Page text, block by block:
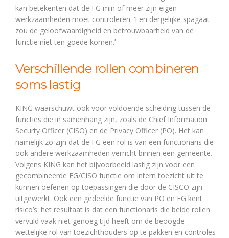
kan betekenten dat de FG min of meer zijn eigen
werkzaamheden moet controleren. ‘Een dergelijke spagaat
zou de geloofwaardigheid en betrouwbaarheid van de
functie niet ten goede komen.’
Verschillende rollen combineren
soms lastig
KING waarschuwt ook voor voldoende scheiding tussen de
functies die in samenhang zijn, zoals de Chief Information
Securty Officer (CISO) en de Privacy Officer (PO). Het kan
namelijk zo zijn dat de FG een rol is van een functionaris die
ook andere werkzaamheden verricht binnen een gemeente.
Volgens KING kan het bijvoorbeeld lastig zijn voor een
gecombineerde FG/CISO functie om intern toezicht uit te
kunnen oefenen op toepassingen die door de CISCO zijn
uitgewerkt. Ook een gedeelde functie van PO en FG kent
risico’s: het resultaat is dat een functionaris die beide rollen
vervuld vaak niet genoeg tijd heeft om de beoogde
wettelijke rol van toezichthouders op te pakken en controles